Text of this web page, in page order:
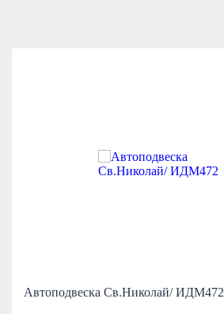
Автоподвеска Св.Николай/ ИДМ472